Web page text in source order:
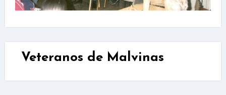
Veteranos de Malvinas